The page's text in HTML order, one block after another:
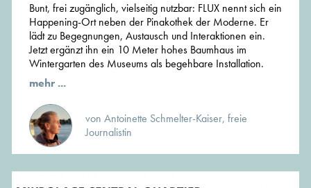
Bunt, frei zugänglich, vielseitig nutzbar: FLUX nennt sich ein
Happening-Ort neben der Pinakothek der Moderne. Er
lädt zu Begegnungen, Austausch und Interaktionen ein.
Jetzt ergänzt ihn ein 10 Meter hohes Baumhaus im
Wintergarten des Museums als begehbare Installation.
mehr ...
von Antoinette Schmelter-Kaiser, freie
Journalistin